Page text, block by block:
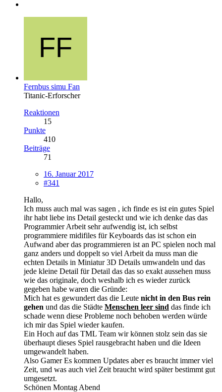
Fernbus simu Fan
Titanic-Erforscher
Reaktionen
15
Punkte
410
Beiträge
71
16. Januar 2017
#341
Hallo,
Ich muss auch mal was sagen , ich finde es ist ein gutes Spiel
ihr habt liebe ins Detail gesteckt und wie ich denke das das
Programmier Arbeit sehr aufwendig ist, ich selbst
programmiere midifiles für Keyboards das ist schon ein
Aufwand aber das programmieren ist an PC spielen noch mal
ganz anders und doppelt so viel Arbeit da muss man die
echten Details in Miniatur 3D Details umwandeln und das
jede kleine Detail für Detail das das so exakt aussehen muss
wie das originale, doch weshalb ich es wieder zurück
gegeben habe waren die Gründe:
Mich hat es gewundert das die Leute nicht in den Bus rein
gehen und das die Städte Menschen leer sind das finde ich
schade wenn diese Probleme noch behoben werden würde
ich mir das Spiel wieder kaufen.
Ein Hoch auf das TML Team wir können stolz sein das sie
überhaupt dieses Spiel rausgebracht haben und die Ideen
umgewandelt haben.
Also Gamer Es kommen Updates aber es braucht immer viel
Zeit, und was auch viel Zeit braucht wird später bestimmt gut
umgesetzt.
Schönen Montag Abend